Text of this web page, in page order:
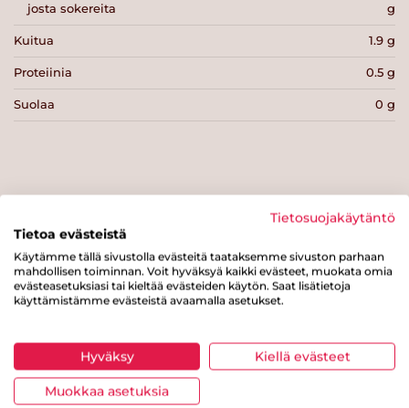
josta sokereita g
Kuitua 1.9 g
Proteiinia 0.5 g
Suolaa 0 g
Tästä merkistä tunnistat
Sydänmerkki-tuotteen
Tietosuojakäytäntö
Tietoa evästeistä
Käytämme tällä sivustolla evästeitä taataksemme sivuston parhaan
mahdollisen toiminnan. Voit hyväksyä kaikki evästeet, muokata omia
evästeasetuksiasi tai kieltää evästeiden käytön. Saat lisätietoja
käyttämistämme evästeistä avaamalla asetukset.
Hyväksy Kiellä evästeet
Muokkaa asetuksia